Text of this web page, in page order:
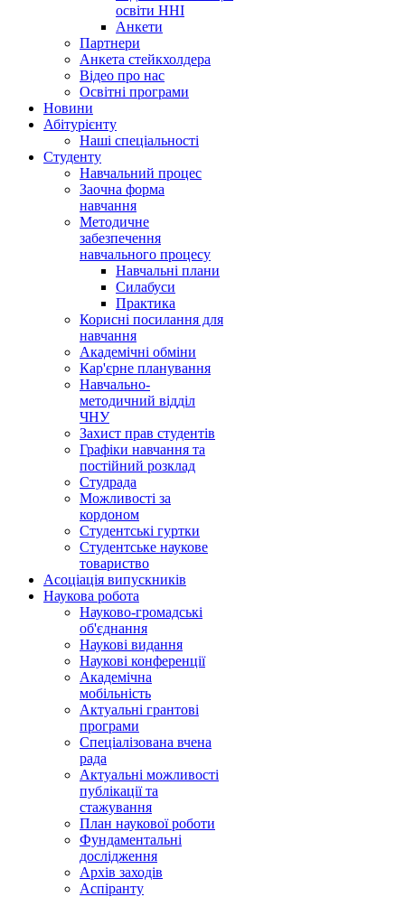
освіти ННІ
Анкети
Партнери
Анкета стейкхолдера
Відео про нас
Освітні програми
Hовини
Абітурієнту
Наші спеціальності
Студенту
Навчальний процес
Заочна форма
навчання
Методичне
забезпечення
навчального процесу
Навчальні плани
Силабуси
Практика
Корисні посилання для
навчання
Академічні обміни
Кар'єрне планування
Навчально-
методичний відділ
ЧНУ
Захист прав студентів
Графіки навчання та
постійний розклад
Студрада
Можливості за
кордоном
Студентські гуртки
Студентське наукове
товариство
Асоціація випускників
Наукова робота
Науково-громадські
об'єднання
Наукові видання
Наукові конференції
Академічна
мобільність
Актуальні грантові
програми
Спеціалізована вчена
рада
Актуальні можливості
публікації та
стажування
План наукової роботи
Фундаментальні
дослідження
Архів заходів
Аспіранту